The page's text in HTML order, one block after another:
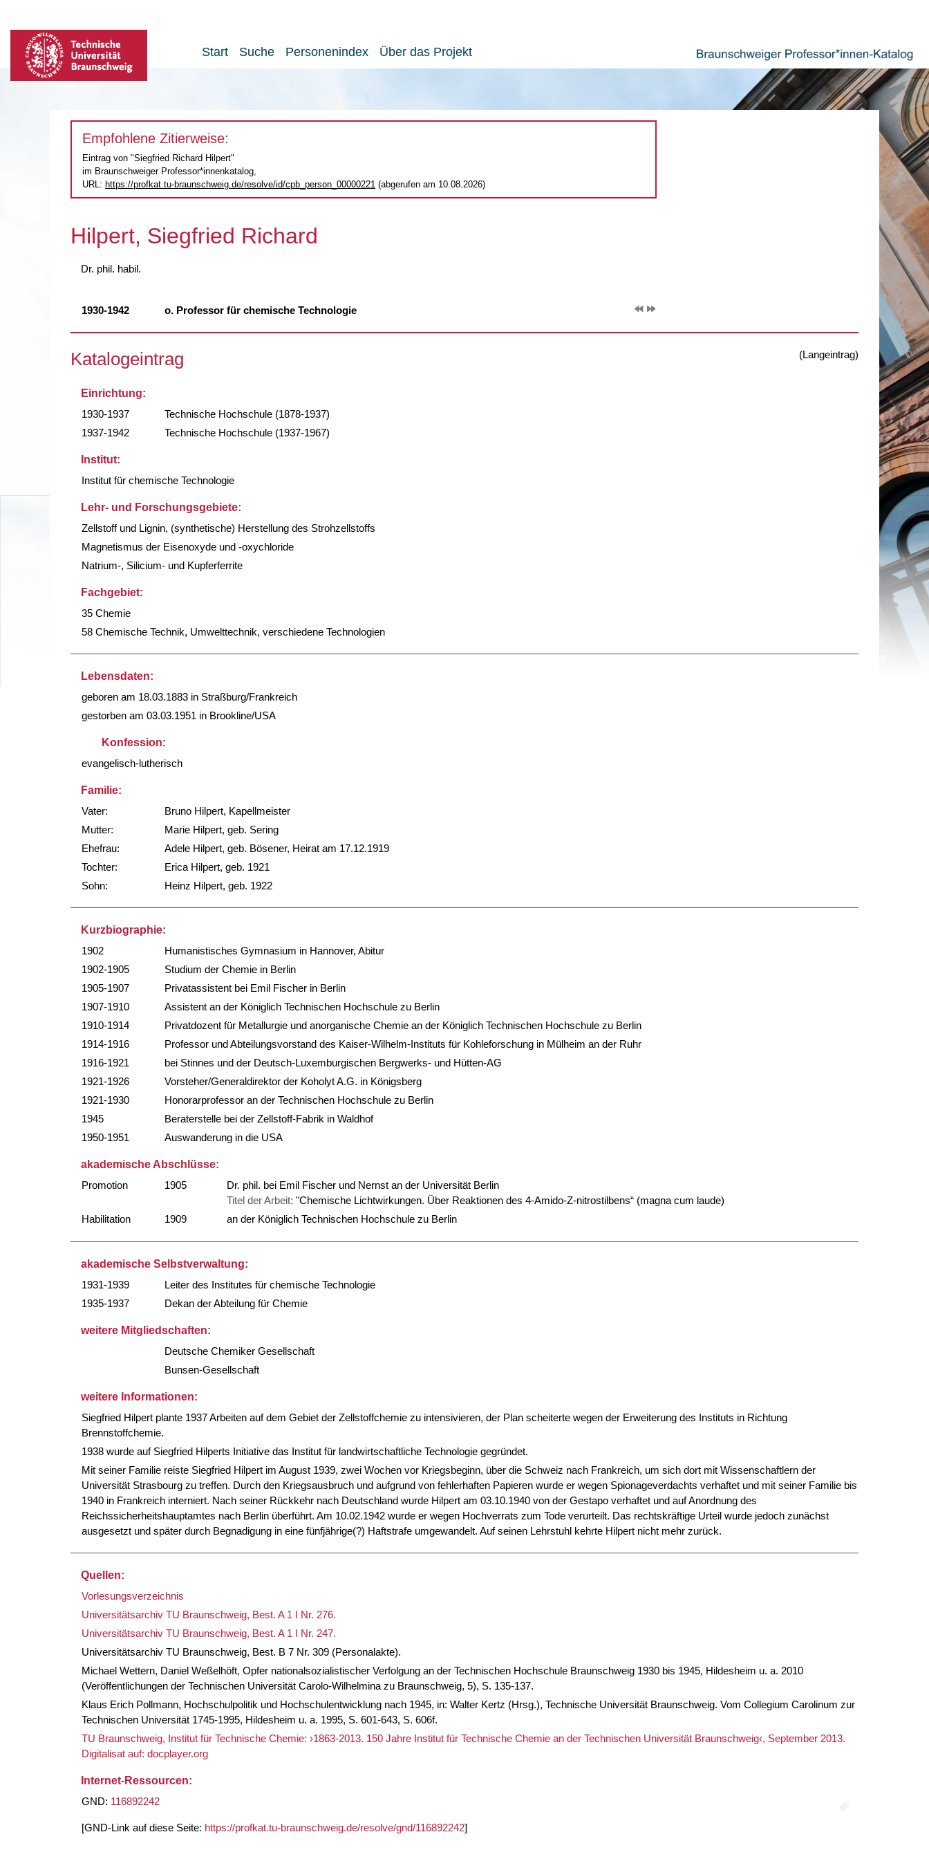
Start Suche Personenindex Über das Projekt
Empfohlene Zitierweise:
Eintrag von "Siegfried Richard Hilpert"
im Braunschweiger Professor*innenkatalog,
URL: https://profkat.tu-braunschweig.de/resolve/id/cpb_person_00000221 (abgerufen am 10.08.2026)
Hilpert, Siegfried Richard
Dr. phil. habil.
1930-1942 o. Professor für chemische Technologie
(Langeintrag)
Katalogeintrag
Einrichtung:
1930-1937
Technische Hochschule (1878-1937)
1937-1942
Technische Hochschule (1937-1967)
Institut:
Institut für chemische Technologie
Lehr- und Forschungsgebiete:
Zellstoff und Lignin, (synthetische) Herstellung des Strohzellstoffs
Magnetismus der Eisenoxyde und -oxychloride
Natrium-, Silicium- und Kupferferrite
Fachgebiet:
35 Chemie
58 Chemische Technik, Umwelttechnik, verschiedene Technologien
Lebensdaten:
geboren am 18.03.1883 in Straßburg/Frankreich
gestorben am 03.03.1951 in Brookline/USA
Konfession:
evangelisch-lutherisch
Familie:
Vater:
Bruno Hilpert, Kapellmeister
Mutter:
Marie Hilpert, geb. Sering
Ehefrau:
Adele Hilpert, geb. Bösener, Heirat am 17.12.1919
Tochter:
Erica Hilpert, geb. 1921
Sohn:
Heinz Hilpert, geb. 1922
Kurzbiographie:
1902
Humanistisches Gymnasium in Hannover, Abitur
1902-1905
Studium der Chemie in Berlin
1905-1907
Privatassistent bei Emil Fischer in Berlin
1907-1910
Assistent an der Königlich Technischen Hochschule zu Berlin
1910-1914
Privatdozent für Metallurgie und anorganische Chemie an der Königlich Technischen Hochschule zu Berlin
1914-1916
Professor und Abteilungsvorstand des Kaiser-Wilhelm-Instituts für Kohleforschung in Mülheim an der Ruhr
1916-1921
bei Stinnes und der Deutsch-Luxemburgischen Bergwerks- und Hütten-AG
1921-1926
Vorsteher/Generaldirektor der Koholyt A.G. in Königsberg
1921-1930
Honorarprofessor an der Technischen Hochschule zu Berlin
1945
Beraterstelle bei der Zellstoff-Fabrik in Waldhof
1950-1951
Auswanderung in die USA
akademische Abschlüsse:
Promotion
1905
Dr. phil. bei Emil Fischer und Nernst an der Universität Berlin
Titel der Arbeit: "Chemische Lichtwirkungen. Über Reaktionen des 4-Amido-Z-nitrostilbens“ (magna cum laude)
Habilitation
1909 an der Königlich Technischen Hochschule zu Berlin
akademische Selbstverwaltung:
1931-1939
Leiter des Institutes für chemische Technologie
1935-1937
Dekan der Abteilung für Chemie
weitere Mitgliedschaften:
Deutsche Chemiker Gesellschaft
Bunsen-Gesellschaft
weitere Informationen:
Siegfried Hilpert plante 1937 Arbeiten auf dem Gebiet der Zellstoffchemie zu intensivieren, der Plan scheiterte wegen der Erweiterung des Instituts in Richtung
Brennstoffchemie.
1938 wurde auf Siegfried Hilperts Initiative das Institut für landwirtschaftliche Technologie gegründet.
Mit seiner Familie reiste Siegfried Hilpert im August 1939, zwei Wochen vor Kriegsbeginn, über die Schweiz nach Frankreich, um sich dort mit Wissenschaftlern der
Universität Strasbourg zu treffen. Durch den Kriegsausbruch und aufgrund von fehlerhaften Papieren wurde er wegen Spionageverdachts verhaftet und mit seiner Familie bis
1940 in Frankreich interniert. Nach seiner Rückkehr nach Deutschland wurde Hilpert am 03.10.1940 von der Gestapo verhaftet und auf Anordnung des
Reichssicherheitshauptamtes nach Berlin überführt. Am 10.02.1942 wurde er wegen Hochverrats zum Tode verurteilt. Das rechtskräftige Urteil wurde jedoch zunächst
ausgesetzt und später durch Begnadigung in eine fünfjährige(?) Haftstrafe umgewandelt. Auf seinen Lehrstuhl kehrte Hilpert nicht mehr zurück.
Quellen:
Vorlesungsverzeichnis
Universitätsarchiv TU Braunschweig, Best. A 1 I Nr. 276.
Universitätsarchiv TU Braunschweig, Best. A 1 I Nr. 247.
Universitätsarchiv TU Braunschweig, Best. B 7 Nr. 309 (Personalakte).
Michael Wettern, Daniel Weßelhöft, Opfer nationalsozialistischer Verfolgung an der Technischen Hochschule Braunschweig 1930 bis 1945, Hildesheim u. a. 2010
(Veröffentlichungen der Technischen Universität Carolo-Wilhelmina zu Braunschweig, 5), S. 135-137.
Klaus Erich Pollmann, Hochschulpolitik und Hochschulentwicklung nach 1945, in: Walter Kertz (Hrsg.), Technische Universität Braunschweig. Vom Collegium Carolinum zur
Technischen Universität 1745-1995, Hildesheim u. a. 1995, S. 601-643, S. 606f.
TU Braunschweig, Institut für Technische Chemie: ›1863-2013. 150 Jahre Institut für Technische Chemie an der Technischen Universität Braunschweig‹, September 2013.
Digitalisat auf: docplayer.org
Internet-Ressourcen:
GND: 116892242
[GND-Link auf diese Seite: https://profkat.tu-braunschweig.de/resolve/gnd/116892242]